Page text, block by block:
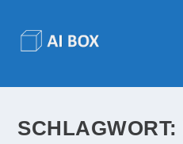
SCHLAGWORT: